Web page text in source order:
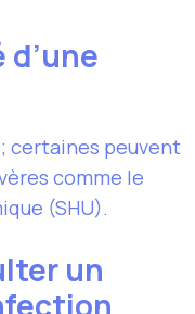
certaines peuvent
comme le
(SHU).
un